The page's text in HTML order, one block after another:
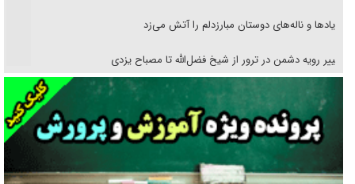
فریاد‌ها و ناله‌های دوستان مبارزدلم را آتش می‌زد
تغییر رویه دشمن در ترور از شیخ فضل‌الله تا مصباح یزدی
خرید قسطی اولش خنده و آخرش گریه است!
فوتبال و آن «بالا»!
راهبرد غافلگیری با نسل جدید پهپاد‌ها